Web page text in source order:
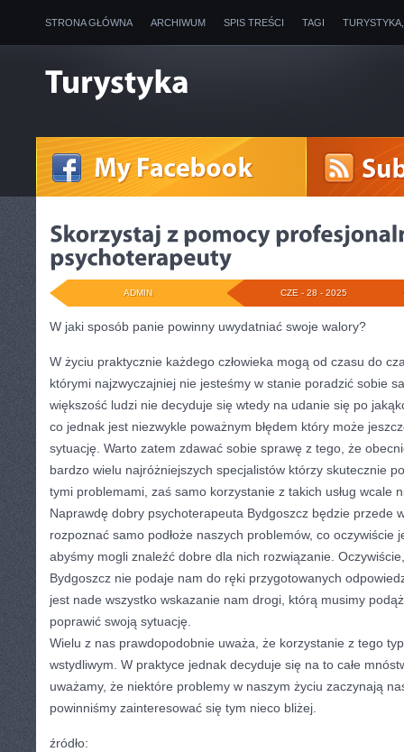
STRONA GŁÓWNA ARCHIWUM SPIS TREŚCI TAGI
CZE - 28 - 2025
ADMIN
W jaki sposób panie powinny uwydatniać swoje walory?
W życiu praktycznie każdego człowieka mogą od czasu do
którymi najzwyczajniej nie jesteśmy w stanie poradzić sobie
większość ludzi nie decyduje się wtedy na udanie się po
co jednak jest niezwykle poważnym błędem który może
sytuację. Warto zatem zdawać sobie sprawę z tego, że
bardzo wielu najróżniejszych specjalistów którzy skutecznie
tymi problemami, zaś samo korzystanie z takich usług wcale
Naprawdę dobry psychoterapeuta Bydgoszcz będzie przede
rozpoznać samo podłoże naszych problemów, co oczywiście
abyśmy mogli znaleźć dobre dla nich rozwiązanie.
Bydgoszcz nie podaje nam do ręki przygotowanych
jest nade wszystko wskazanie nam drogi, którą musimy
poprawić swoją sytuację.
Wielu z nas prawdopodobnie uważa, że korzystanie z tego
wstydliwym. W praktyce jednak decyduje się na to całe
uważamy, że niektóre problemy w naszym życiu zaczynają
powinniśmy zainteresować się tym nieco bliżej.
źródło: